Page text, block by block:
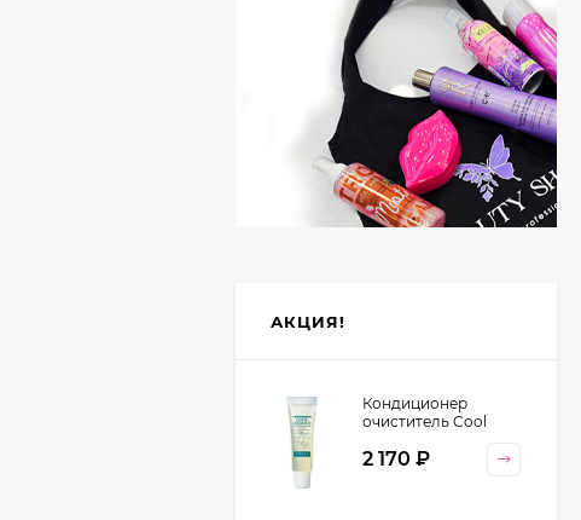
АКЦИЯ!
Кондиционер
очиститель Cool
Cosmetics, 130 гр
2 170 ₽